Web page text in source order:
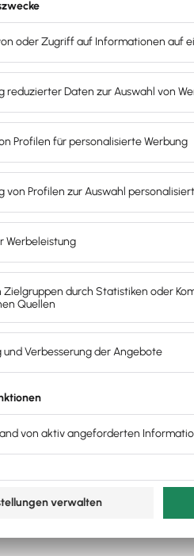
-zeitraum. Das bisherige
übernimmt die Software
ein. Achten Sie
erscheint.